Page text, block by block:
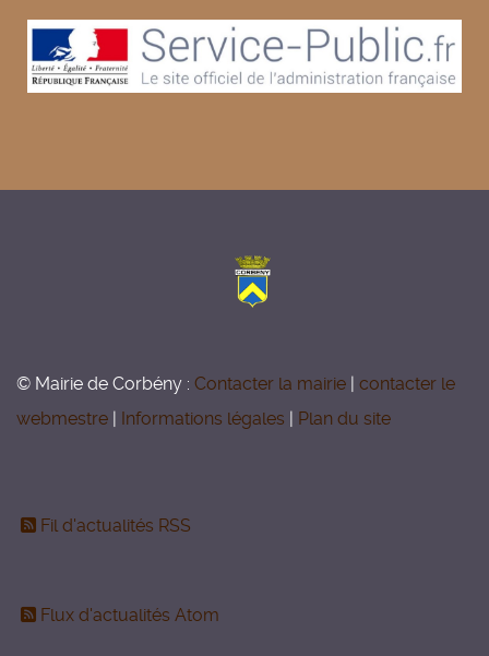
© Mairie de Corbény : Contacter la mairie | contacter le
webmestre | Informations légales | Plan du site
Fil d'actualités RSS
Flux d'actualités Atom